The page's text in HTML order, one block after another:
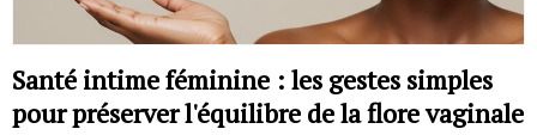
Santé intime féminine : les gestes simples
pour préserver l'équilibre de la flore vaginale